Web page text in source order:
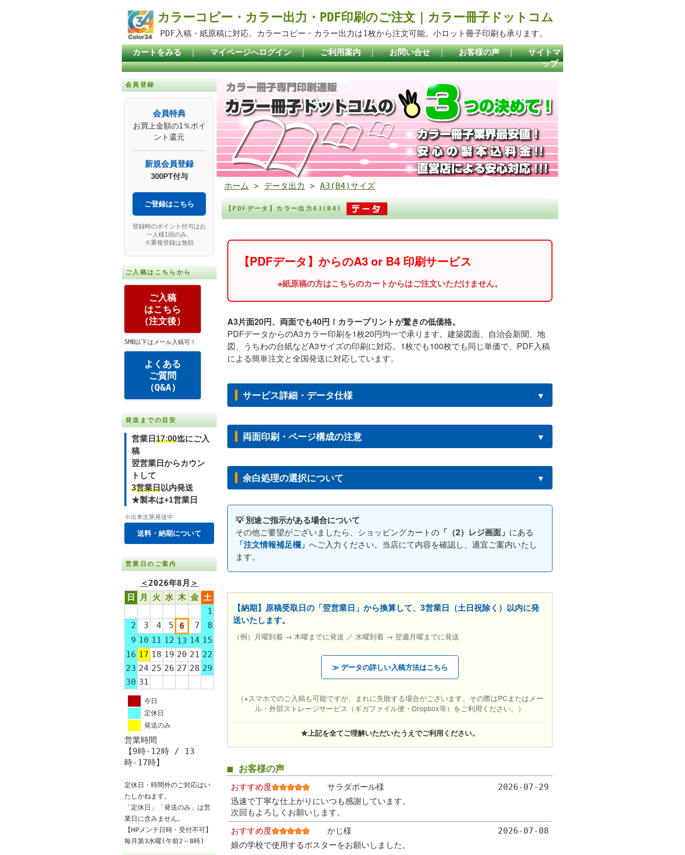
カラーコピー・カラー出力・PDF印刷のご注文｜カラー冊子ドットコム
PDF入稿・紙原稿に対応。カラーコピー・カラー出力は1枚から注文可能。小ロット冊子印刷も承ります。
カートをみる ｜ マイページへログイン ｜ ご利用案内 ｜ お問い合せ ｜ お客様の声 ｜
サイトマ
ップ
会員登録
会員特典
お買上金額の1％ポイ
ント還元
新規会員登録
300PT付与
ご登録はこちら
登録時のポイント付与はお
一人様1回のみ。
※重複登録は無効
ご入稿はこちらから
ご入稿
はこちら
（注文後）
5MB以下はメール入稿可！
よくある
ご質問
（Q&A）
発送までの目安
営業日 17:00迄にご入
稿
翌営業日からカウン
トして
3営業日以内発送
★製本は+1営業日
※出来次第発送中
送料・納期について
営業日のご案内
＜ 2026年8月 ＞
日
月 火 水 木 金 土
1
2
3 4 5 6 7
8
9 10 11 12 13 14 15
16 17 18 19 20 21 22
23 24 25 26 27 28 29
30 31
今日
定休日
発送のみ
営業時間
【9時-12時 / 13
時-17時】
定休日・時間外のご対応はい
たしかねます。
「定休日」「発送のみ」は営
業日に含みません。
【HPメンテ日時・受付不可】
毎月第3水曜(午前2～8時)
ホーム > データ出力 > A3(B4)サイズ
【PDFデータ】カラー出力A3(B4)
【PDFデータ】からのA3 or B4 印刷サービス
※紙原稿の方はこちらのカートからはご注文いただけません。
A3片面20円、両面でも40円！カラープリントが驚きの低価格。
PDFデータからのA3カラー印刷を1枚20円均一で承ります。建築図面、自治会新聞、地
図、うちわの台紙などA3サイズの印刷に対応。1枚でも100枚でも同じ単価で、PDF入稿
による簡単注文と全国発送に対応しています。
サービス詳細・データ仕様 ▼
両面印刷・ページ構成の注意 ▼
余白処理の選択について ▼
💡 別途ご指示がある場合について
その他ご要望がございましたら、ショッピングカートの 「（2）レジ画面」 にある
「注文情報補足欄」 へご入力ください。当店にて内容を確認し、適宜ご案内いたし
ます。
【納期】原稿受取日の「翌営業日」から換算して、3営業日（土日祝除く）以内に発
送いたします。
（例）月曜到着 → 木曜までに発送 ／ 水曜到着 → 翌週月曜までに発送
≫ データの詳しい入稿方法はこちら
（※スマホでのご入稿も可能ですが、まれに失敗する場合がございます。その際はPCまたはメー
ル・外部ストレージサービス（ギガファイル便・Dropbox等）をご利用ください。）
★上記を全てご理解いただいたうえでご利用ください。
■ お客様の声
おすすめ度 サラダボール様
2026-07-29
迅速で丁寧な仕上がりにいつも感謝しています。
次回もよろしくお願いします。
おすすめ度
かじ様
2026-07-08
娘の学校で使用するポスターをお願いしました。